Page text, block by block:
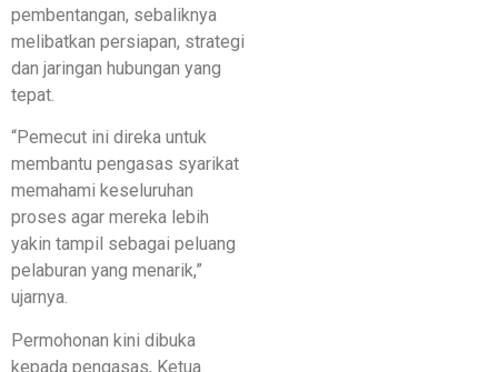
pembentangan, sebaliknya
melibatkan persiapan, strategi
dan jaringan hubungan yang
tepat.
“Pemecut ini direka untuk
membantu pengasas syarikat
memahami keseluruhan
proses agar mereka lebih
yakin tampil sebagai peluang
pelaburan yang menarik,”
ujarnya.
Permohonan kini dibuka
kepada pengasas, Ketua